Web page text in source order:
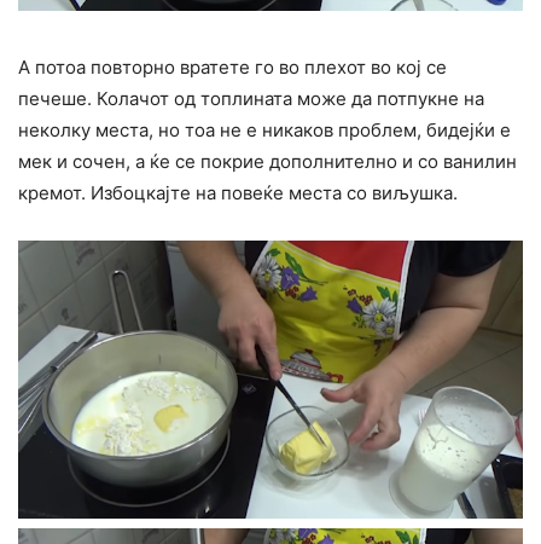
А потоа повторно вратете го во плехот во кој се
печеше. Колачот од топлината може да потпукне на
неколку места, но тоа не е никаков проблем, бидејќи е
мек и сочен, а ќе се покрие дополнително и со ванилин
кремот. Избоцкајте на повеќе места со виљушка.